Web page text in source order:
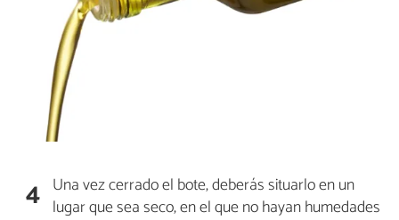
4 Una vez cerrado el bote, deberás situarlo en un
lugar que sea seco, en el que no hayan humedades